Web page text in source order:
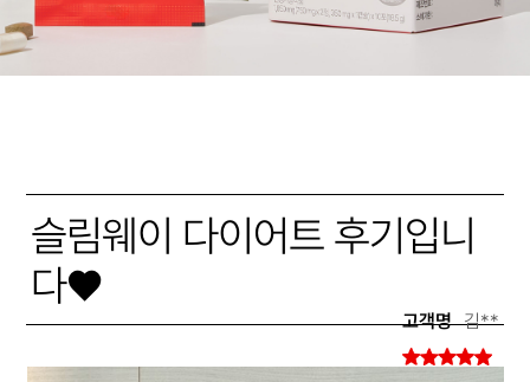
슬림웨이 다이어트 후기입니
다♥
고객명 김**